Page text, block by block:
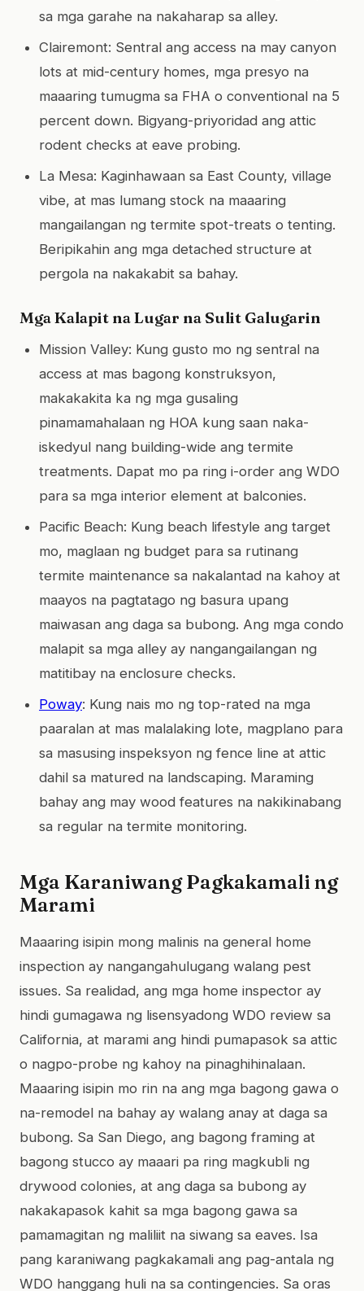
sa mga garahe na nakaharap sa alley.
Clairemont: Sentral ang access na may canyon
lots at mid-century homes, mga presyo na
maaaring tumugma sa FHA o conventional na 5
percent down. Bigyang-priyoridad ang attic
rodent checks at eave probing.
La Mesa: Kaginhawaan sa East County, village
vibe, at mas lumang stock na maaaring
mangailangan ng termite spot-treats o tenting.
Beripikahin ang mga detached structure at
pergola na nakakabit sa bahay.
Mga Kalapit na Lugar na Sulit Galugarin
Mission Valley: Kung gusto mo ng sentral na
access at mas bagong konstruksyon,
makakakita ka ng mga gusaling
pinamamahalaan ng HOA kung saan naka-
iskedyul nang building-wide ang termite
treatments. Dapat mo pa ring i-order ang WDO
para sa mga interior element at balconies.
Pacific Beach: Kung beach lifestyle ang target
mo, maglaan ng budget para sa rutinang
termite maintenance sa nakalantad na kahoy at
maayos na pagtatago ng basura upang
maiwasan ang daga sa bubong. Ang mga condo
malapit sa mga alley ay nangangailangan ng
matitibay na enclosure checks.
Poway: Kung nais mo ng top-rated na mga
paaralan at mas malalaking lote, magplano para
sa masusing inspeksyon ng fence line at attic
dahil sa matured na landscaping. Maraming
bahay ang may wood features na nakikinabang
sa regular na termite monitoring.
Mga Karaniwang Pagkakamali ng
Marami
Maaaring isipin mong malinis na general home
inspection ay nangangahulugang walang pest
issues. Sa realidad, ang mga home inspector ay
hindi gumagawa ng lisensyadong WDO review sa
California, at marami ang hindi pumapasok sa attic
o nagpo-probe ng kahoy na pinaghihinalaan.
Maaaring isipin mo rin na ang mga bagong gawa o
na-remodel na bahay ay walang anay at daga sa
bubong. Sa San Diego, ang bagong framing at
bagong stucco ay maaari pa ring magkubli ng
drywood colonies, at ang daga sa bubong ay
nakakapasok kahit sa mga bagong gawa sa
pamamagitan ng maliliit na siwang sa eaves. Isa
pang karaniwang pagkakamali ang pag-antala ng
WDO hanggang huli na sa contingencies. Sa oras